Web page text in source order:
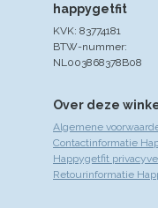
Over deze
Algemene
Contactinformatie
Happygetfit
Retourinformatie
happygetfit
KVK: 83774181
BTW-nummer:
NL003868378B08